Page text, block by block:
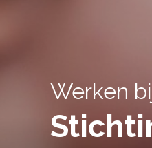
Werken